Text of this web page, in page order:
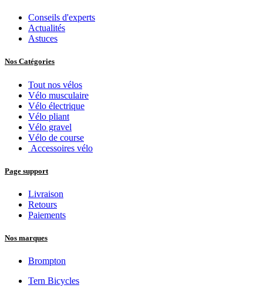
Conseils d'experts
Actualités
Astuces
Nos Catégories
Tout nos vélos
Vélo musculaire
Vélo électrique
Vélo pliant
Vélo gravel
Vélo de course
Accessoires vélo
Page support
Livraison
Retours
Paiements
Nos marques
Brompton
Tern Bicycles